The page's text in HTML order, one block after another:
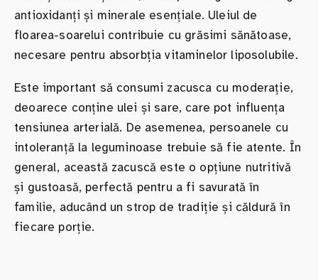
antioxidanți și minerale esențiale. Uleiul de
floarea-soarelui contribuie cu grăsimi sănătoase,
necesare pentru absorbția vitaminelor liposolubile.
Este important să consumi zacusca cu moderație,
deoarece conține ulei și sare, care pot influența
tensiunea arterială. De asemenea, persoanele cu
intoleranță la leguminoase trebuie să fie atente. În
general, această zacuscă este o opțiune nutritivă
și gustoasă, perfectă pentru a fi savurată în
familie, aducând un strop de tradiție și căldură în
fiecare porție.